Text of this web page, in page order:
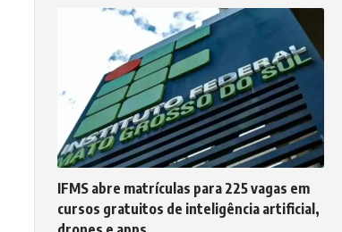
IFMS abre matrículas para 225 vagas em
cursos gratuitos de inteligência artificial,